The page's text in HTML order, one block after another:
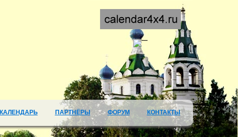
КАЛЕНДАРЬ ПАРТНЁРЫ ФОРУМ КОНТАКТЫ